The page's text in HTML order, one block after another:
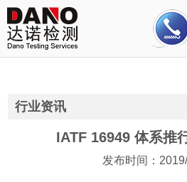
首页
关于我们
行业资讯
IATF 16949 体系推
发布时间：